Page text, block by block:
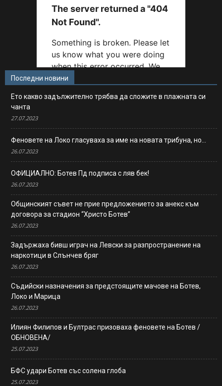
Последни новини
Ето какво задължително трябва да сложите в плажната си
чанта
27.07.2023
Феновете на Локо гласуваха за име на новата трибуна, но…
26.07.2023
ОФИЦИАЛНО: Ботев Пд подписа с ляв бек!
26.07.2023
Общинският съвет не прие предложението за анекс към
договора за стадион “Христо Ботев”
26.07.2023
Задържаха бивш играч на Левски за разпространение на
наркотици в Слънчев бряг
26.07.2023
Съдийски назначения за предстоящите мачове на Ботев,
Локо и Марица
26.07.2023
Илиян Филипов и Бултрас призоваха феновете на Ботев /
ОБНОВЕНА/
25.07.2023
БФС удари Ботев със солена глоба
25.07.2023